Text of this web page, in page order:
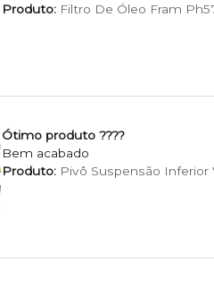
Produto:Filtro De Óleo Fram
Ótimo produto ????
Bem acabado
Produto:Pivô Suspensão Inferior